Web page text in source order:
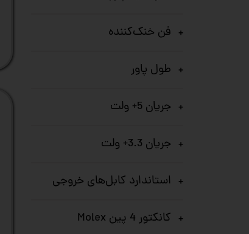
فن خنک‌کننده
طول پاور
جریان 5+ ولت
جریان 3.3+ ولت
استاندارد کابل‌های خروجی
کانکتور 4 پین Molex